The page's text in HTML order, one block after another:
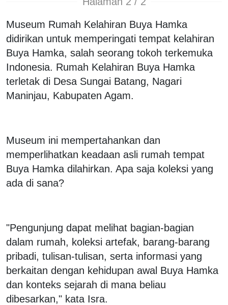
Museum Rumah Kelahiran Buya Hamka
didirikan untuk memperingati tempat kelahiran
Buya Hamka, salah seorang tokoh terkemuka
Indonesia. Rumah Kelahiran Buya Hamka
terletak di Desa Sungai Batang, Nagari
Maninjau, Kabupaten Agam.
Museum ini mempertahankan dan
memperlihatkan keadaan asli rumah tempat
Buya Hamka dilahirkan. Apa saja koleksi yang
ada di sana?
"Pengunjung dapat melihat bagian-bagian
dalam rumah, koleksi artefak, barang-barang
pribadi, tulisan-tulisan, serta informasi yang
berkaitan dengan kehidupan awal Buya Hamka
dan konteks sejarah di mana beliau
dibesarkan," kata Isra.